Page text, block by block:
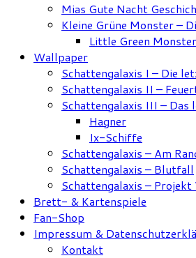
Mias Gute Nacht
Kleine Grüne Monster –
Little Green
Wallpaper
Schattengalaxis I – Die
Schattengalaxis II –
Schattengalaxis III – Das
Hagner
Ix-Schiffe
Schattengalaxis – Am
Schattengalaxis – Blutfall
Schattengalaxis –
Brett- & Kartenspiele
Fan-Shop
Impressum &
Kontakt